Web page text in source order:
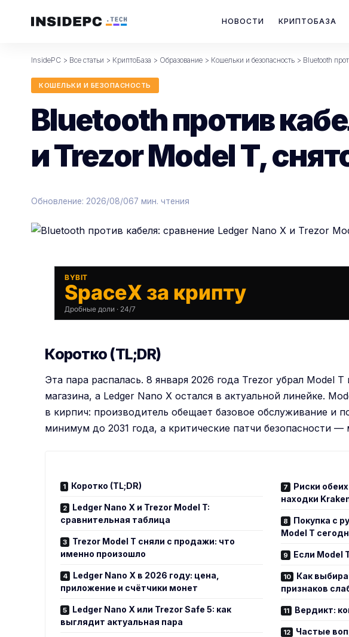
НОВОСТИ КРИПТОБАЗА
InsidePC > Все статьи > КриптоБаза > Образование > Кошельки и безопасность > Bluetooth
КОШЕЛЬКИ И БЕЗОПАСНОСТЬ
Bluetooth против
и Trezor Model T,
Обновление: 2026/08/067 мин. чтения
BYBIT
SpaceX за крипту
Дробные доли · 24/7
Коротко (TL;DR)
Эта пара распалась. 8 января 2026 года Trezor убрал Model T
магазина, а Ledger Nano X остался в актуальной линейке.
в кирпич: производитель обещает базовое обслуживание и
минимум до 2031 года, а критические патчи безопасности
Коротко (TL;DR)
Ledger Nano X и Trezor Model T:
сравнительная таблица
Trezor Model T сняли с продажи: что
именно произошло
Ledger Nano X в 2026 году: цена,
приложение и счётчики монет
Ledger Nano X или Trezor Safe 5: как
выглядит актуальная пара
Риски
находки
Покупка с
Model T
Если Model
Как
признаков
Вердикт:
Частые